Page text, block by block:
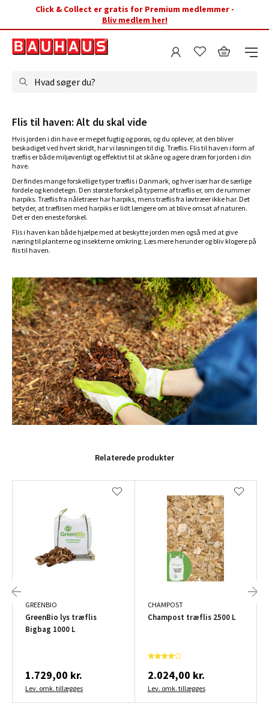
Click & Collect er gratis for Premium medlemmer -
Bliv medlem her!
Hvad søger du?
Flis til haven: Alt du skal vide
Hvis jorden i din have er meget fugtig og porøs, og du oplever, at den bliver
beskadiget ved hvert skridt, har vi løsningen til dig. Træflis. Flis til haven i form af
træflis er både miljøvenligt og effektivt til at skåne og agere dræn for jorden i din
have.
Der findes mange forskellige typer træflis i Danmark, og hver især har de særlige
fordele og kendetegn. Den største forskel på typerne af træflis er, om de rummer
harpiks. Træflis fra nåletræer har harpiks, mens træflis fra løvtræer ikke har. Det
betyder, at træflisen med harpiks er lidt længere om at blive omsat af naturen.
Det er den eneste forskel.
Flis i haven kan både hjælpe med at beskytte jorden men også med at give
næring til planterne og insekterne omkring. Læs mere herunder og bliv klogere på
flis til haven.
Relaterede produkter
GREENBIO
GreenBio lys træflis
Bigbag 1000 L
1.729,00 kr.
Lev. omk. tillægges
CHAMPOST
Champost træflis 2500 L
2.024,00 kr.
Lev. omk. tillægges